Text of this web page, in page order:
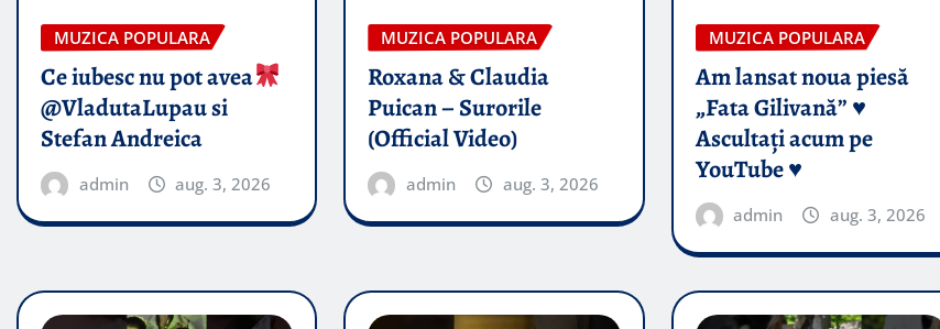
MUZICA POPULARA
Ce iubesc nu pot avea
@VladutaLupau si
Stefan Andreica
admin aug. 3, 2026
MUZICA POPULARA
Roxana & Claudia
Puican – Surorile
(Official Video)
admin aug. 3, 2026
MUZICA POPULARA
Am lansat noua piesă
„Fata Gilivană” ♥️
Ascultați acum pe
YouTube ♥️
admin aug. 3, 2026